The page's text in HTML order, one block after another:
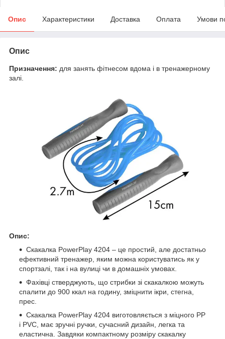
Опис Характеристики Доставка Оплата Умови
Опис
Призначення: для занять фітнесом вдома і в тренажерному
залі.
Опис:
Скакалка PowerPlay 4204 – це простий, але достатньо
ефективний тренажер, яким можна користуватись як у
спортзалі, так і на вулиці чи в домашніх умовах.
Фахівці стверджують, що стрибки зі скакалкою можуть
спалити до 900 ккал на годину, зміцнити ікри, стегна,
прес.
Скакалка PowerPlay 4204 виготовляється з міцного PP
і PVC, має зручні ручки, сучасний дизайн, легка та
еластична. Завдяки компактному розміру скакалку